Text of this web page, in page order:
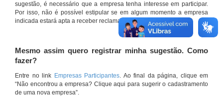
sugestão, é necessário que a empresa tenha interesse em participar.
Por isso, não é possível estipular se em algum momento a empresa
indicada estará apta a receber reclamações por meio do site.
Mesmo assim quero registrar minha sugestão. Como
fazer?
Entre no link Empresas Participantes. Ao final da página, clique em
“Não encontrou a empresa? Clique aqui para sugerir o cadastramento
de uma nova empresa”.